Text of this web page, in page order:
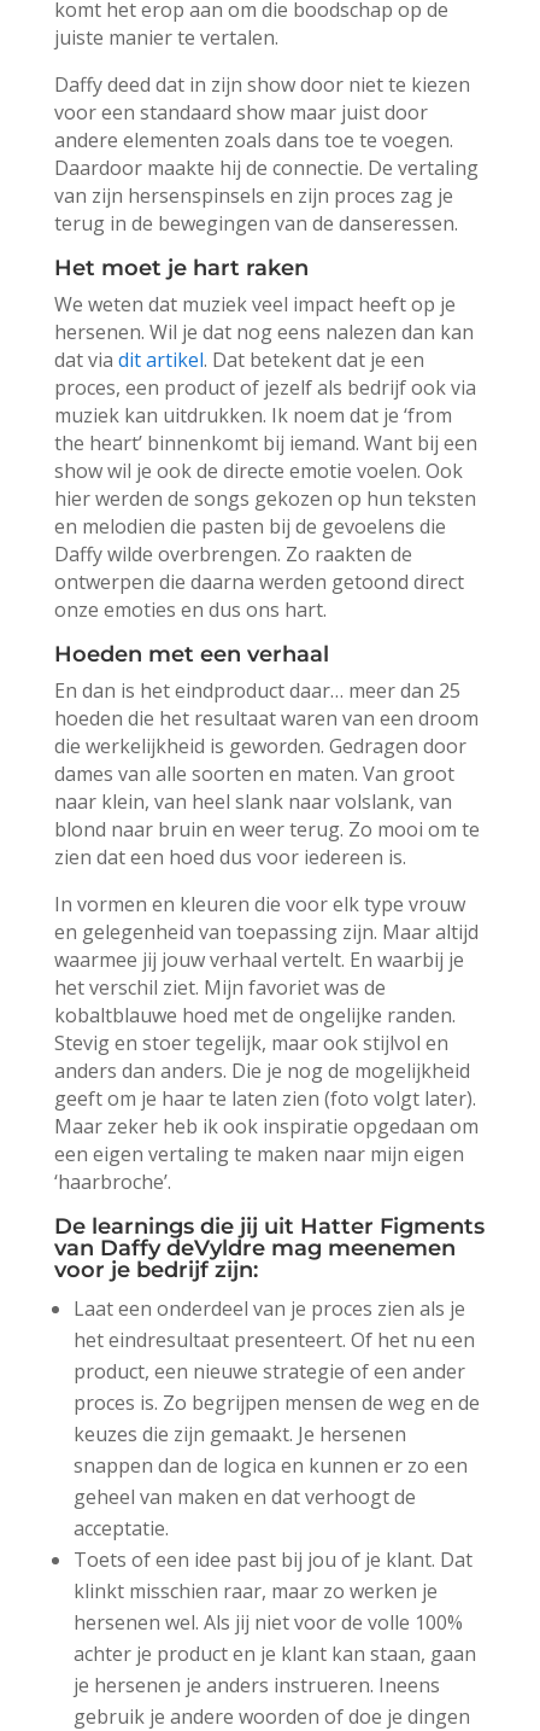
komt het erop aan om die boodschap op de
juiste manier te vertalen.
Daffy deed dat in zijn show door niet te kiezen
voor een standaard show maar juist door
andere elementen zoals dans toe te voegen.
Daardoor maakte hij de connectie. De vertaling
van zijn hersenspinsels en zijn proces zag je
terug in de bewegingen van de danseressen.
Het moet je hart raken
We weten dat muziek veel impact heeft op je
hersenen. Wil je dat nog eens nalezen dan kan
dat via dit artikel. Dat betekent dat je een
proces, een product of jezelf als bedrijf ook via
muziek kan uitdrukken. Ik noem dat je ‘from
the heart’ binnenkomt bij iemand. Want bij een
show wil je ook de directe emotie voelen. Ook
hier werden de songs gekozen op hun teksten
en melodien die pasten bij de gevoelens die
Daffy wilde overbrengen. Zo raakten de
ontwerpen die daarna werden getoond direct
onze emoties en dus ons hart.
Hoeden met een verhaal
En dan is het eindproduct daar… meer dan 25
hoeden die het resultaat waren van een droom
die werkelijkheid is geworden. Gedragen door
dames van alle soorten en maten. Van groot
naar klein, van heel slank naar volslank, van
blond naar bruin en weer terug. Zo mooi om te
zien dat een hoed dus voor iedereen is.
In vormen en kleuren die voor elk type vrouw
en gelegenheid van toepassing zijn. Maar altijd
waarmee jij jouw verhaal vertelt. En waarbij je
het verschil ziet. Mijn favoriet was de
kobaltblauwe hoed met de ongelijke randen.
Stevig en stoer tegelijk, maar ook stijlvol en
anders dan anders. Die je nog de mogelijkheid
geeft om je haar te laten zien (foto volgt later).
Maar zeker heb ik ook inspiratie opgedaan om
een eigen vertaling te maken naar mijn eigen
‘haarbroche’.
De learnings die jij uit Hatter Figments
van Daffy deVyldre mag meenemen
voor je bedrijf zijn:
Laat een onderdeel van je proces zien als je
het eindresultaat presenteert. Of het nu een
product, een nieuwe strategie of een ander
proces is. Zo begrijpen mensen de weg en de
keuzes die zijn gemaakt. Je hersenen
snappen dan de logica en kunnen er zo een
geheel van maken en dat verhoogt de
acceptatie.
Toets of een idee past bij jou of je klant. Dat
klinkt misschien raar, maar zo werken je
hersenen wel. Als jij niet voor de volle 100%
achter je product en je klant kan staan, gaan
je hersenen je anders instrueren. Ineens
gebruik je andere woorden of doe je dingen